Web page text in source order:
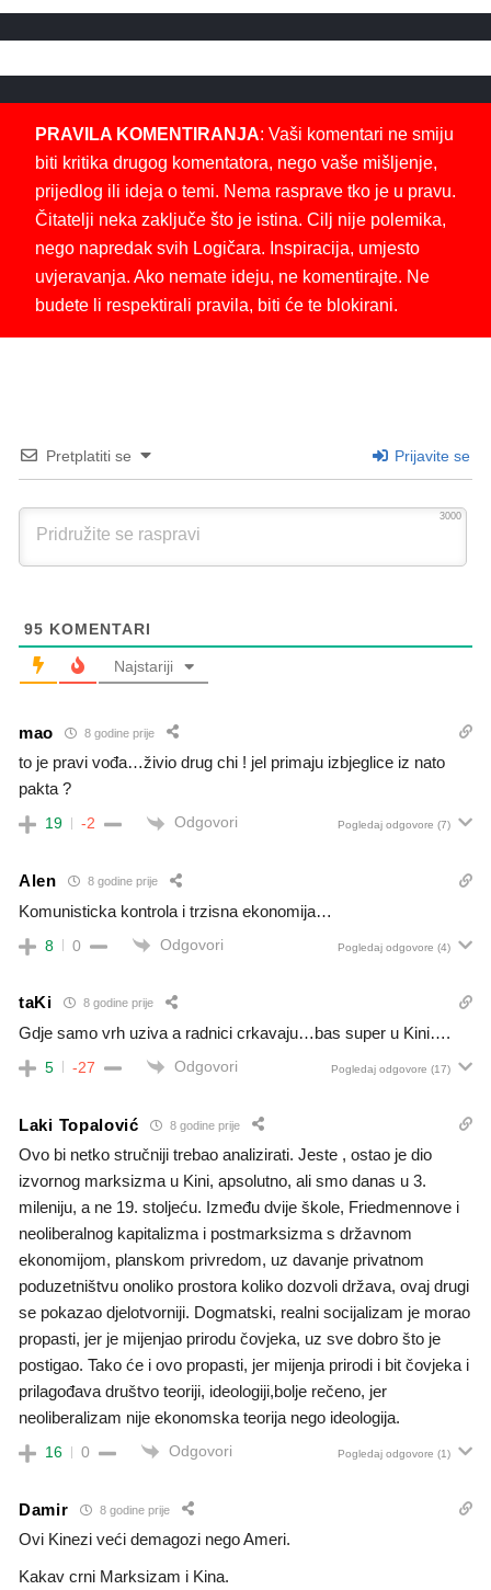
PRAVILA KOMENTIRANJA: Vaši komentari ne smiju
biti kritika drugog komentatora, nego vaše mišljenje,
prijedlog ili ideja o temi. Nema rasprave tko je u pravu.
Čitatelji neka zaključe što je istina. Cilj nije polemika,
nego napredak svih Logičara. Inspiracija, umjesto
uvjeravanja. Ako nemate ideju, ne komentirajte. Ne
budete li respektirali pravila, biti će te blokirani.
Pretplatiti se Prijavite se
3000
95 KOMENTARI
Najstariji
mao 8 godine prije
to je pravi vođa…živio drug chi ! jel primaju izbjeglice iz nato
pakta ?
19 -2 Odgovori Pogledaj odgovore (7)
Alen 8 godine prije
Komunisticka kontrola i trzisna ekonomija…
8 0 Odgovori Pogledaj odgovore (4)
taKi 8 godine prije
Gdje samo vrh uziva a radnici crkavaju…bas super u Kini….
5 -27 Odgovori Pogledaj odgovore (17)
Laki Topalović 8 godine prije
Ovo bi netko stručniji trebao analizirati. Jeste , ostao je dio
izvornog marksizma u Kini, apsolutno, ali smo danas u 3.
mileniju, a ne 19. stoljeću. Između dvije škole, Friedmennove i
neoliberalnog kapitalizma i postmarksizma s državnom
ekonomijom, planskom privredom, uz davanje privatnom
poduzetništvu onoliko prostora koliko dozvoli država, ovaj drugi
se pokazao djelotvorniji. Dogmatski, realni socijalizam je morao
propasti, jer je mijenjao prirodu čovjeka, uz sve dobro što je
postigao. Tako će i ovo propasti, jer mijenja prirodi i bit čovjeka i
prilagođava društvo teoriji, ideologiji,bolje rečeno, jer
neoliberalizam nije ekonomska teorija nego ideologija.
16 0 Odgovori Pogledaj odgovore (1)
Damir 8 godine prije
Ovi Kinezi veći demagozi nego Ameri.
Kakav crni Marksizam i Kina.